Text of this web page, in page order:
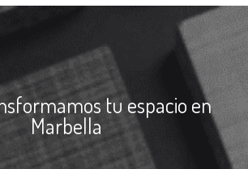
tu espacio en
Marbella